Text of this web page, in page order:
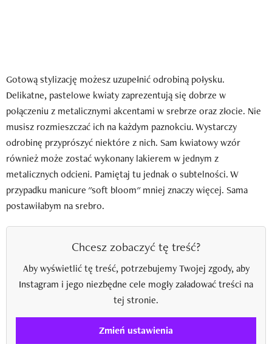
Gotową stylizację możesz uzupełnić odrobiną połysku.
Delikatne, pastelowe kwiaty zaprezentują się dobrze w
połączeniu z metalicznymi akcentami w srebrze oraz złocie. Nie
musisz rozmieszczać ich na każdym paznokciu. Wystarczy
odrobinę przyprószyć niektóre z nich. Sam kwiatowy wzór
również może zostać wykonany lakierem w jednym z
metalicznych odcieni. Pamiętaj tu jednak o subtelności. W
przypadku manicure "soft bloom" mniej znaczy więcej. Sama
postawiłabym na srebro.
Chcesz zobaczyć tę treść?
Aby wyświetlić tę treść, potrzebujemy Twojej zgody, aby
Instagram i jego niezbędne cele mogły załadować treści na
tej stronie.
Zmień ustawienia